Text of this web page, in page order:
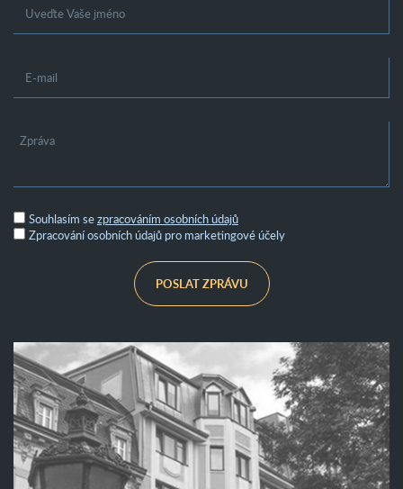
Souhlasím sezpracováním osobních údajů
Zpracování osobních údajů pro marketingové účely
POSLAT ZPRÁVU